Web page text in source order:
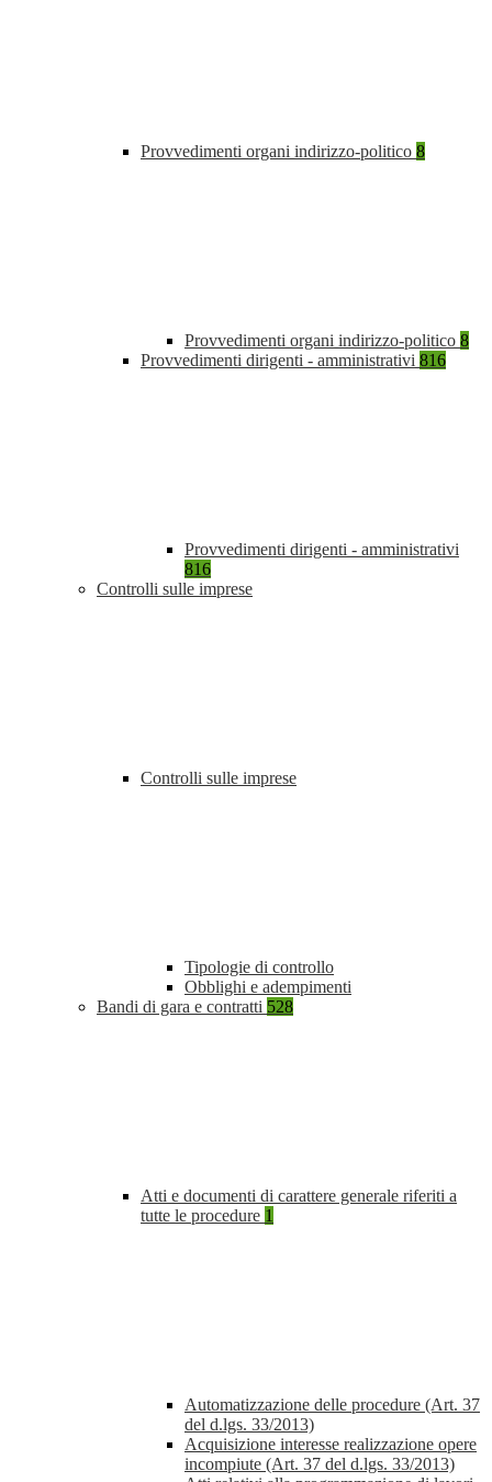
Provvedimenti organi indirizzo-politico 8
Provvedimenti organi indirizzo-politico 8
Provvedimenti dirigenti - amministrativi 816
Provvedimenti dirigenti - amministrativi
816
Controlli sulle imprese
Controlli sulle imprese
Tipologie di controllo
Obblighi e adempimenti
Bandi di gara e contratti 528
Atti e documenti di carattere generale riferiti a
tutte le procedure 1
Automatizzazione delle procedure (Art. 37
del d.lgs. 33/2013)
Acquisizione interesse realizzazione opere
incompiute (Art. 37 del d.lgs. 33/2013)